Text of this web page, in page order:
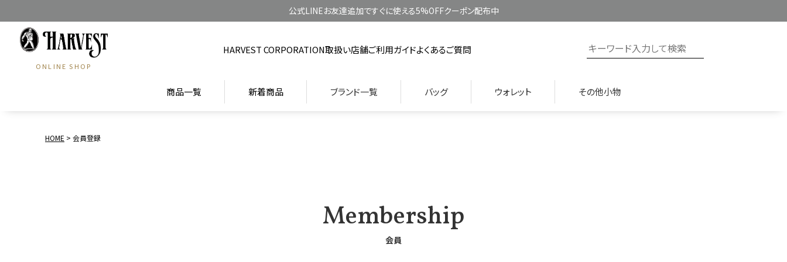
公式LINEお友達追加ですぐに使える5%OFFクーポン配布中
ONLINE SHOP
HARVEST CORPORATION取扱い店舗ご利用ガイドよくあるご質問
商品一覧 新着商品 ブランド一覧 バッグ ウォレット その他小物
HOME 会員登録
Membership
会員